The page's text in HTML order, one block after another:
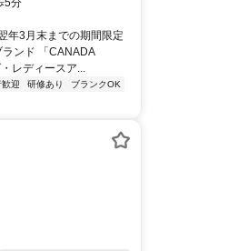
5分
年3月末までの期間限定
ンド 「CANADA
レディースア...
迎 研修あり
ブランクOK